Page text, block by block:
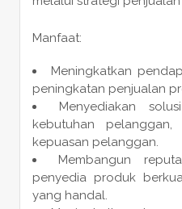
Manfaat:
Meningkatkan
peningkatan penjualan
Menyediakan
kebutuhan pelanggan,
kepuasan pelanggan.
Membangun
penyedia produk
yang handal.